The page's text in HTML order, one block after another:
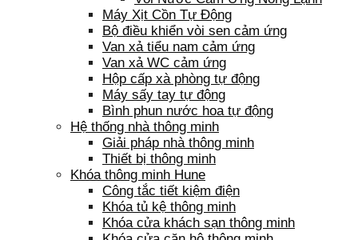
Máy Xịt Cồn Tự Động
Bộ điều khiển vòi sen cảm ứng
Van xả tiểu nam cảm ứng
Van xả WC cảm ứng
Hộp cấp xà phòng tự động
Máy sấy tay tự động
Bình phun nước hoa tự động
Hệ thống nhà thông minh
Giải pháp nhà thông minh
Thiết bị thông minh
Khóa thông minh Hune
Công tắc tiết kiệm điện
Khóa tủ kệ thông minh
Khóa cửa khách sạn thông minh